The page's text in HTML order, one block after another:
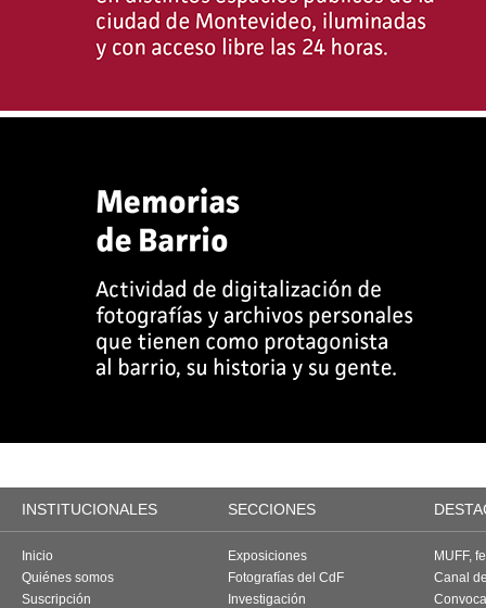
INSTITUCIONALES SECCIONES
Inicio
Quiénes somos
Suscripción
Exposiciones
Fotografías del CdF
Investigación
MUFF,
Canal